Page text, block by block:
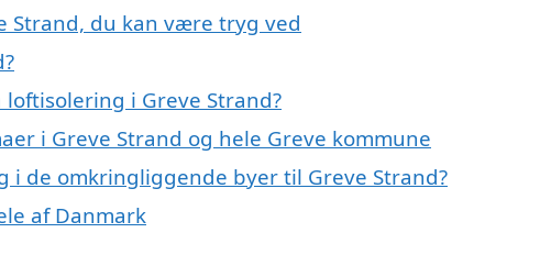
Strand, du kan være tryg ved
i Greve Strand?
i Greve Strand og hele Greve kommune
i de omkringliggende byer til Greve Strand?
af Danmark